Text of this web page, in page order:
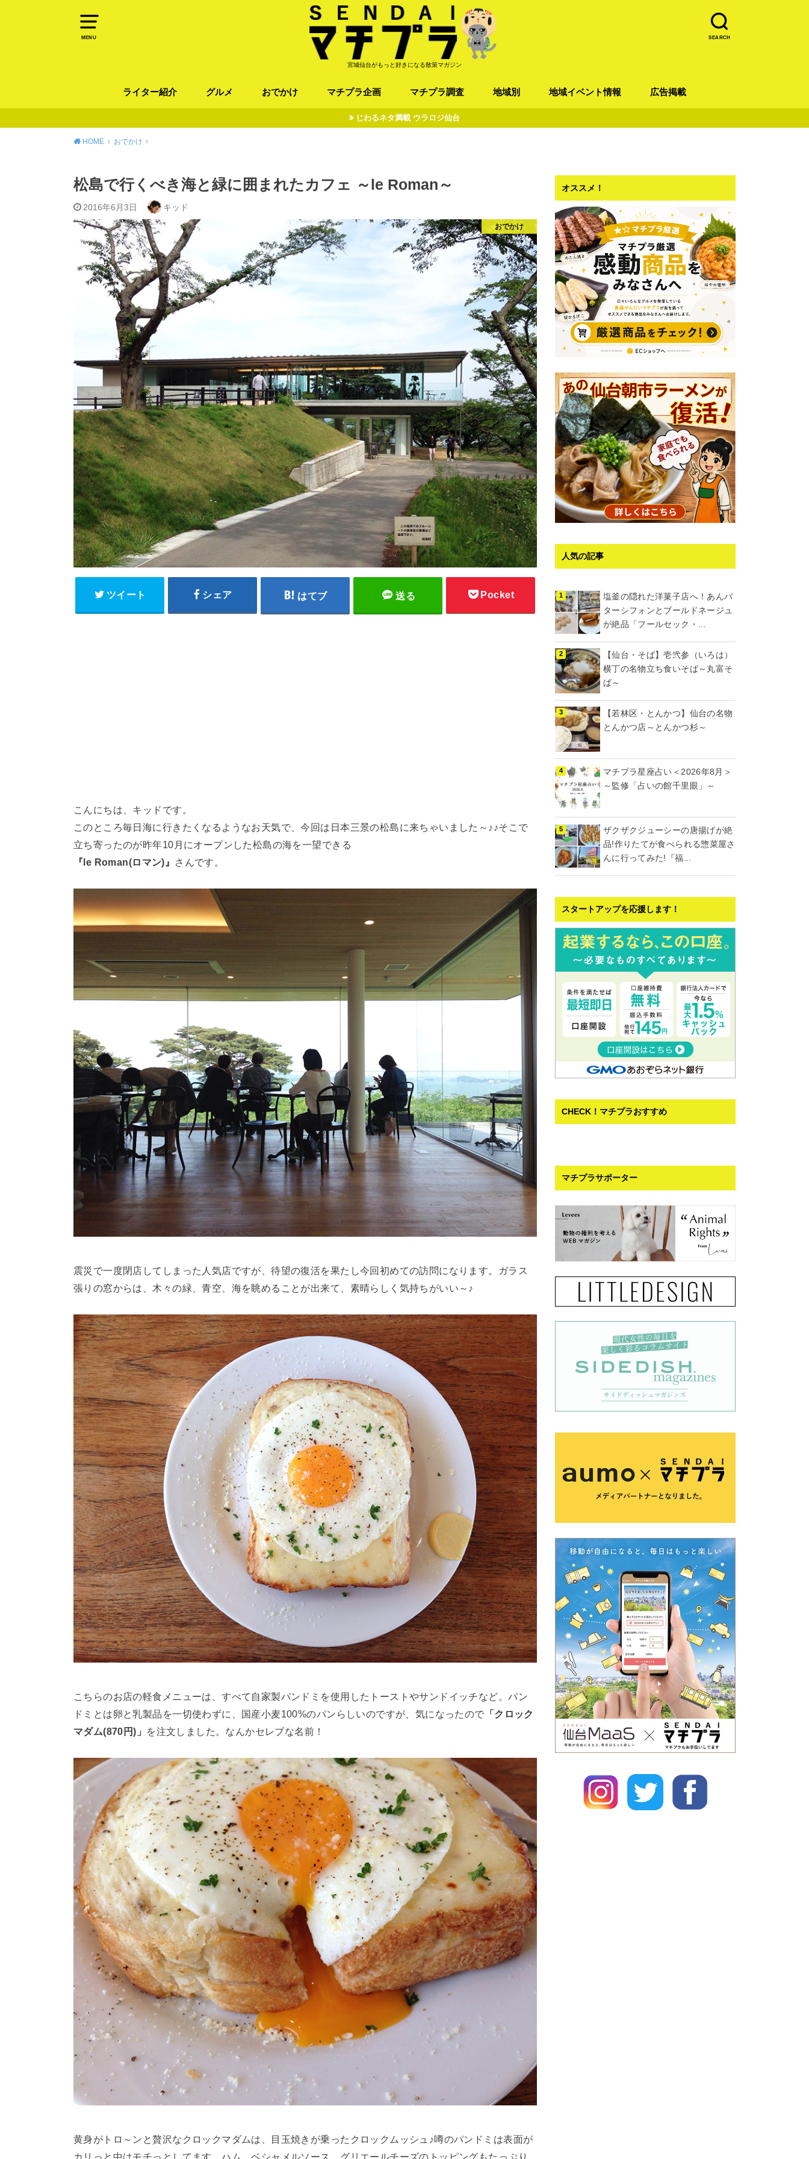
MENU SEARCH
宮城仙台がもっと好きになる散策マガジン
ライター紹介 グルメ おでかけ マチプラ企画
オトアルキ
マチプラ企業訪問
ファッション
ブラミヤギ
マチプラ漫画
マチプラ小説
マチプラ調査
歴史
地域別 地域イベント情報 広告掲載
じわるネタ満載 ウラロジ仙台
HOME おでかけ
松島で行くべき海と緑に囲まれたカフェ ～le Roman～
2016年6月3日 キッド
おでかけ
ツイート シェア はてブ 送る Pocket
こんにちは、キッドです。
このところ毎日海に行きたくなるようなお天気で、今回は日本三景の松島に来ちゃいました～♪♪そこで
立ち寄ったのが昨年10月にオープンした松島の海を一望できる
『le Roman(ロマン)』
さんです。
震災で一度閉店してしまった人気店ですが、待望の復活を果たし今回初めての訪問になります。ガラス
張りの窓からは、木々の緑、青空、海を眺めることが出来て、素晴らしく気持ちがいい～♪
こちらのお店の軽食メニューは、すべて自家製パンドミを使用したトーストやサンドイッチなど。パン
ドミとは卵と乳製品を一切使わずに、国産小麦100%のパンらしいのですが、気になったので 「クロック
マダム(870円)」
を注文しました。なんかセレブな名前！
黄身がトロ～ンと贅沢なクロックマダムは、目玉焼きが乗ったクロックムッシュ♪噂のパンドミは表面が
カリっと中はモチっとしてます。ハム、ベシャメルソース、グリエールチーズのトッピングもたっぷり
オススメ！
人気の記事
塩釜の隠れた洋菓子店へ！あんバ
ターシフォンとブールドネージュ
が絶品「フールセック・...
【仙台・そば】壱弐参（いろは）
横丁の名物立ち食いそば～丸富そ
ば～
【若林区・とんかつ】仙台の名物
とんかつ店～とんかつ杉～
マチプラ星座占い＜2026年8月＞
～監修「占いの館千里眼」～
ザクザクジューシーの唐揚げが絶
品!作りたてが食べられる惣菜屋さ
んに行ってみた!『福...
スタートアップを応援します！
CHECK！マチプラおすすめ
マチプラサポーター